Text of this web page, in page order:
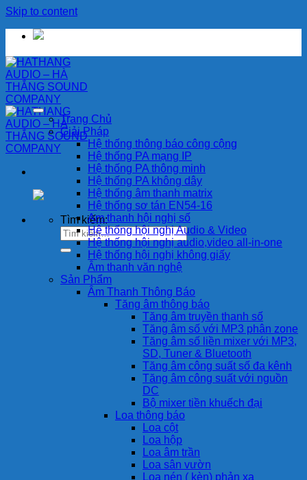
Skip to content
Tìm kiếm:
Trang Chủ
Giải Pháp
Hệ thống thông báo công cộng
Hệ thống PA mạng IP
Hệ thống PA thông minh
Hệ thống PA không dây
Hệ thống âm thanh matrix
Hệ thống sơ tán EN54-16
Am thanh hội nghị số
Hệ thống hội nghị Audio & Video
Hệ thống hội nghị audio,video all-in-one
Hệ thống hội nghị không giấy
Âm thanh văn nghệ
Sản Phẩm
Âm Thanh Thông Báo
Tăng âm thông báo
Tăng âm truyền thanh số
Tăng âm số với MP3 phân zone
Tăng âm số liền mixer với MP3,
SD, Tuner & Bluetooth
Tăng âm công suất số đa kênh
Tăng âm công suất với nguồn
DC
Bộ mixer tiền khuếch đại
Loa thông báo
Loa cột
Loa hộp
Loa âm trần
Loa sân vườn
Loa nén ( kèn) phản xạ